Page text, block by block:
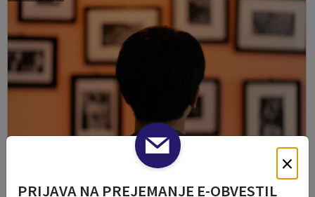
×
PRIJAVA NA PREJEMANJE E-OBVESTIL